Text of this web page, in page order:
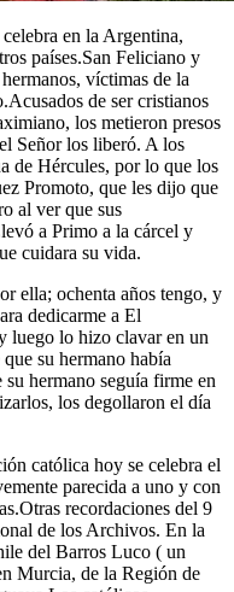
en la Argentina,
países.San Feliciano y
víctimas de la
de ser cristianos
los metieron presos
Señor los liberó. A los
de Hércules, por lo que los
Promoto, que les dijo que
al ver que sus
a Primo a la cárcel y
cuidara su vida.
ella; ochenta años tengo, y
dedicarme a El
luego lo hizo clavar en un
su hermano había
hermano seguía firme en
los degollaron el día
católica hoy se celebra el
parecida a uno y con
recordaciones del 9
de los Archivos. En la
del Barros Luco ( un
Murcia, de la Región de